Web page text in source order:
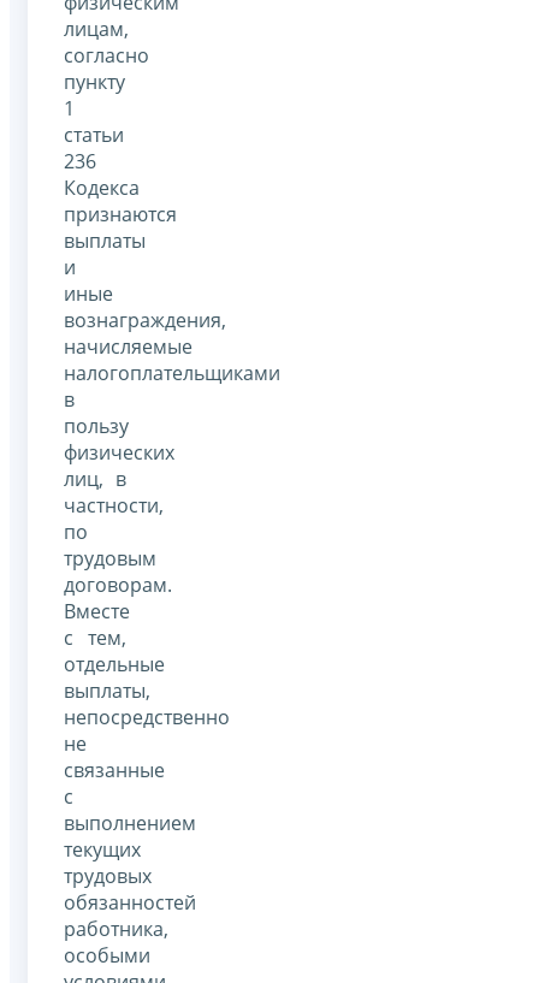
лицам,
согласно
пункту
1
статьи
236
Кодекса
признаются
выплаты
и
иные
вознаграждения,
начисляемые
налогоплательщиками
в
пользу
физических
лиц, в
частности,
по
трудовым
договорам.
Вместе
с тем,
отдельные
выплаты,
непосредственно
не
связанные
с
выполнением
текущих
трудовых
обязанностей
работника,
особыми